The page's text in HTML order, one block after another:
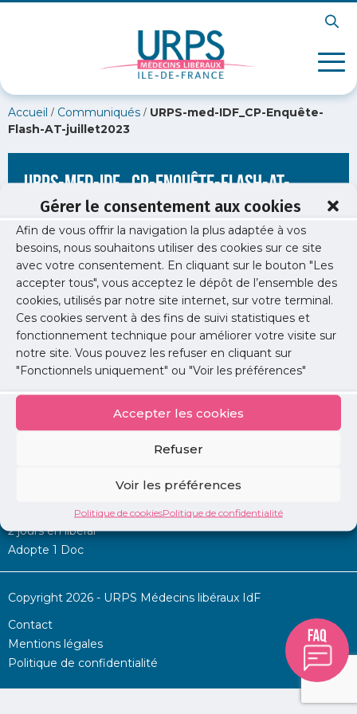
Gérer le consentement aux cookies
Afin de vous offrir la navigation la plus adaptée à vos
besoins, nous souhaitons utiliser des cookies sur ce site
avec votre consentement. En cliquant sur le bouton "Les
accepter tous", vous acceptez le dépôt de l’ensemble des
cookies, utilisés par notre site internet, sur votre terminal.
Ces cookies servent à des fins de suivi statistiques et
fonctionnement technique pour améliorer votre visite sur
notre site. Vous pouvez les refuser en cliquant sur
"Fonctionnels uniquement" ou "Voir les préférences"
Accepter les cookies
Refuser
Voir les préférences
Politique de cookiesPolitique de confidentialité
Accueil / Communiqués / URPS-med-IDF_CP-Enquête-
Flash-AT-juillet2023
URPS-med-IDF_CP-Enquête-Flash-AT-
juillet2023
Permanence d’aide à l’installation
2 jours en libéral
Adopte 1 Doc
Copyright 2026 - URPS Médecins libéraux IdF
Contact
Mentions légales
Politique de confidentialité